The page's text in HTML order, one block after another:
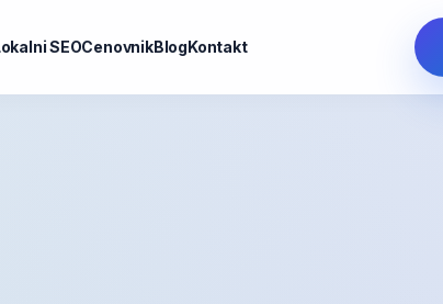
SEOCenovnikBlogKontakt